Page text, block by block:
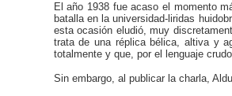
El año 1938 fue acaso el momento
batalla en la universidad-liridas
esta ocasión eludió, muy
trata de una réplica bélica, altiva y
totalmente y que, por el lenguaje
Sin embargo, al publicar la charla,